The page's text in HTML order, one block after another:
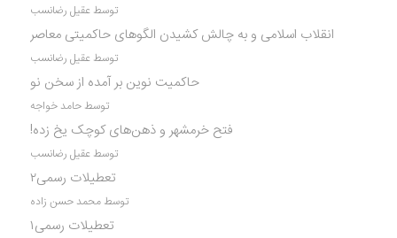
توسط عقیل رضانسب
انقلاب اسلامی و به چالش کشیدن الگوهای حاکمیتی معاصر
توسط عقیل رضانسب
حاکمیت نوین بر آمده از سخن نو
توسط حامد خواجه
فتح خرمشهر و ذهن‌های کوچک یخ زده!
توسط عقیل رضانسب
تعطیلات رسمی۲
توسط محمد حسن زاده
تعطیلات رسمی۱